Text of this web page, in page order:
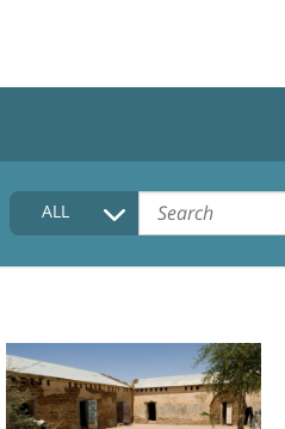
HOME
COLLECTIONS DESCRIPTION
FAQ
ALL